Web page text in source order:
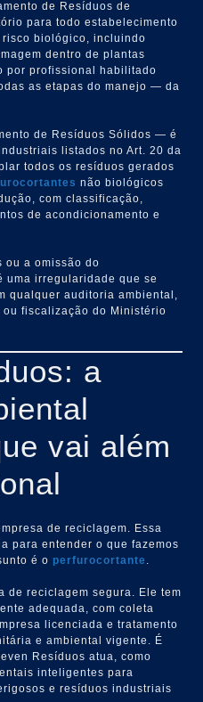
de Resíduos de
para todo estabelecimento
risco biológico, incluindo
dentro de plantas
por profissional habilitado
as etapas do manejo — da
de Resíduos Sólidos — é
listados no Art. 20 da
todos os resíduos gerados
não biológicos
com classificação,
de acondicionamento e
ou a omissão do
uma irregularidade que se
qualquer auditoria ambiental,
fiscalização do Ministério
a
vai além
de reciclagem. Essa
para entender o que fazemos
é o perfurocortante
de reciclagem segura. Ele tem
adequada, com coleta
licenciada e tratamento
e ambiental vigente. É
Resíduos atua, como
inteligentes para
e resíduos industriais